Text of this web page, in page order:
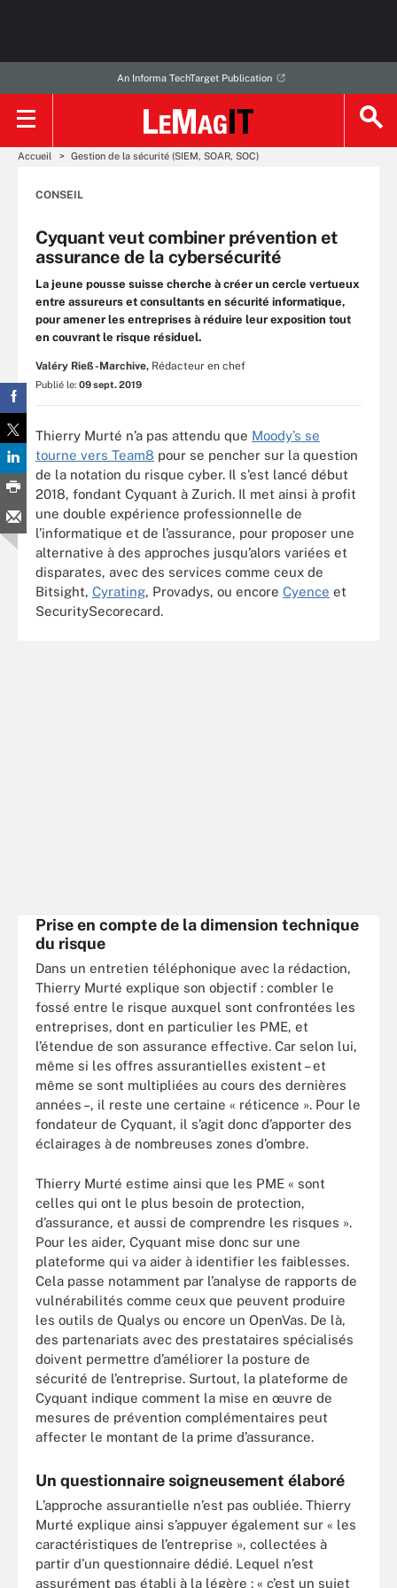
An Informa TechTarget Publication
Accueil Gestion de la sécurité (SIEM, SOAR, SOC)
CONSEIL
Cyquant veut combiner prévention et
assurance de la cybersécurité
La jeune pousse suisse cherche à créer un cercle vertueux
entre assureurs et consultants en sécurité informatique,
pour amener les entreprises à réduire leur exposition tout
en couvrant le risque résiduel.
Valéry Rieß-Marchive, Rédacteur en chef
Publié le: 09 sept. 2019
Thierry Murté n’a pas attendu que Moody’s se
tourne vers Team8 pour se pencher sur la question
de la notation du risque cyber. Il s’est lancé début
2018, fondant Cyquant à Zurich. Il met ainsi à profit
une double expérience professionnelle de
l’informatique et de l’assurance, pour proposer une
alternative à des approches jusqu’alors variées et
disparates, avec des services comme ceux de
Bitsight, Cyrating, Provadys, ou encore Cyence et
SecuritySecorecard.
Prise en compte de la dimension technique
du risque
Dans un entretien téléphonique avec la rédaction,
Thierry Murté explique son objectif : combler le
fossé entre le risque auxquel sont confrontées les
entreprises, dont en particulier les PME, et
l’étendue de son assurance effective. Car selon lui,
même si les offres assurantielles existent – et
même se sont multipliées au cours des dernières
années –, il reste une certaine « réticence ». Pour le
fondateur de Cyquant, il s’agit donc d’apporter des
éclairages à de nombreuses zones d’ombre.
Thierry Murté estime ainsi que les PME « sont
celles qui ont le plus besoin de protection,
d’assurance, et aussi de comprendre les risques ».
Pour les aider, Cyquant mise donc sur une
plateforme qui va aider à identifier les faiblesses.
Cela passe notamment par l’analyse de rapports de
vulnérabilités comme ceux que peuvent produire
les outils de Qualys ou encore un OpenVas. De là,
des partenariats avec des prestataires spécialisés
doivent permettre d’améliorer la posture de
sécurité de l’entreprise. Surtout, la plateforme de
Cyquant indique comment la mise en œuvre de
mesures de prévention complémentaires peut
affecter le montant de la prime d’assurance.
Un questionnaire soigneusement élaboré
L’approche assurantielle n’est pas oubliée. Thierry
Murté explique ainsi s’appuyer également sur « les
caractéristiques de l’entreprise », collectées à
partir d’un questionnaire dédié. Lequel n’est
assurément pas établi à la légère : « c’est un sujet